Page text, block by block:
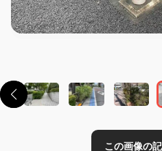
この画像の記事を読